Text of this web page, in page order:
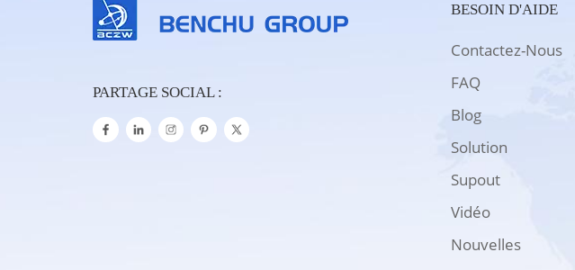
PARTAGE SOCIAL :
BESOIN D'AIDE
Contactez-Nous
FAQ
Blog
Solution
Supout
Vidéo
Nouvelles